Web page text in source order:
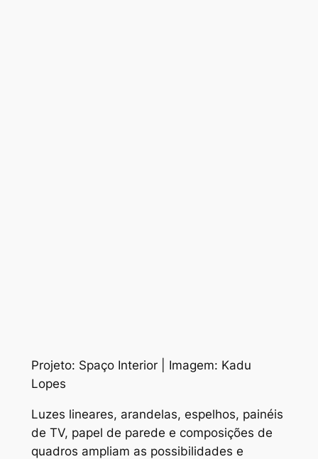
Projeto: Spaço Interior | Imagem: Kadu
Lopes
Luzes lineares, arandelas, espelhos, painéis
de TV, papel de parede e composições de
quadros ampliam as possibilidades e